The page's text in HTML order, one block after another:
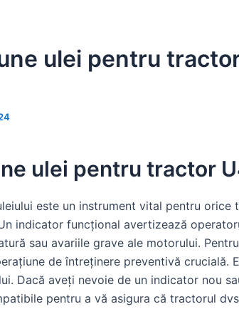
ulei pentru
ulei pentru tractor
este un instrument vital pentru
indicator funcțional avertizează
sau avariile grave ale motorului.
de întreținere preventivă
Dacă aveți nevoie de un indicator nou
pentru a vă asigura că tractorul